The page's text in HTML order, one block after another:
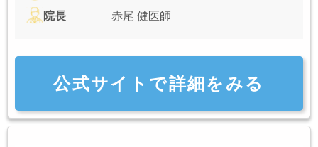
院長
赤尾 健医師
公式サイトで詳細をみる